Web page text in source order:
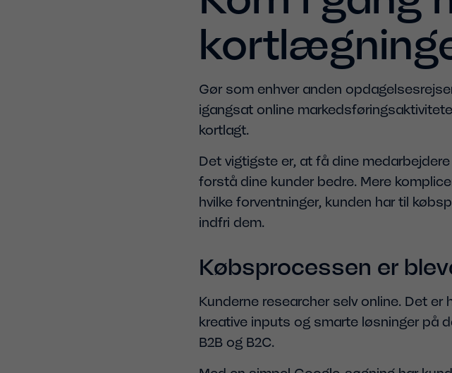
Gør som enhver anden
igangsat online
kortlagt.
Det vigtigste er, at få dine
forstå dine kunder bedre. Mere
hvilke forventninger, kunden har til
indfri dem.
Købsprocessen er
Kunderne researcher selv online. Det
kreative inputs og smarte løsninger på
B2B og B2C.